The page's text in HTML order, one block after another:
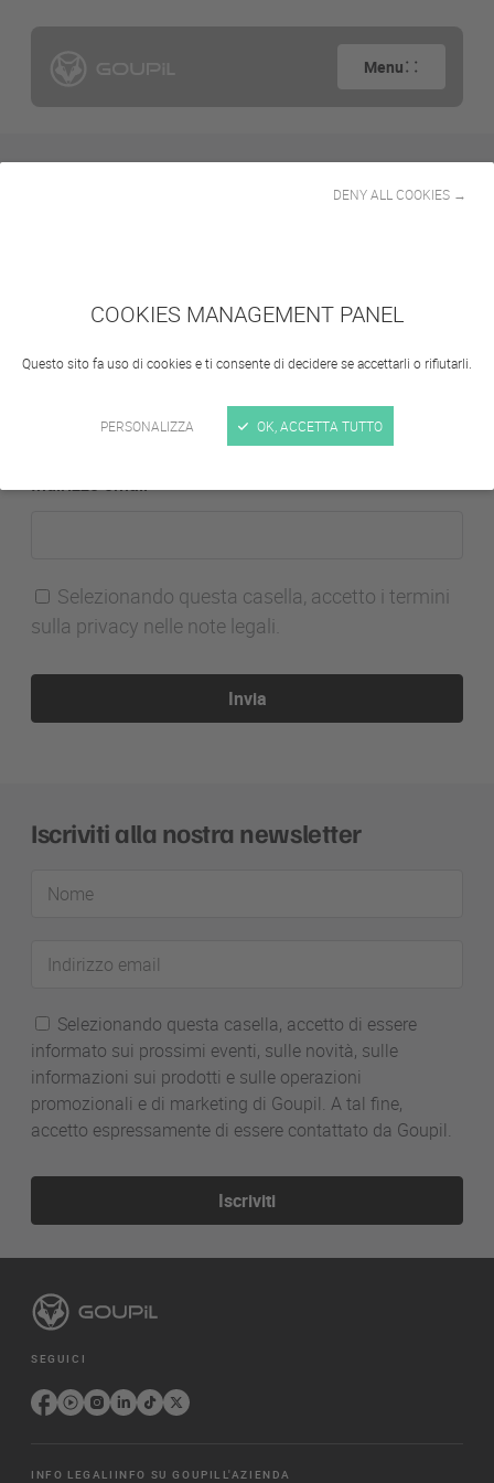
COOKIES MANAGEMENT PANEL
Questo sito fa uso di cookies e ti consente di decidere se accettarli o rifiutarli.
PERSONALIZZA
DENY ALL COOKIES →
OK, ACCETTA TUTTO
Menu
Contact form
Indirizzo email
Selezionando questa casella, accetto i termini
sulla privacy nelle note legali.
Invia
Iscriviti alla nostra newsletter
Nome
Indirizzo
email
Selezionando questa casella, accetto di essere
informato sui prossimi eventi, sulle novità, sulle
informazioni sui prodotti e sulle operazioni
promozionali e di marketing di Goupil. A tal fine,
accetto espressamente di essere contattato da Goupil.
Iscriviti
SEGUICI
INFO LEGALI INFO SU GOUPIL L'AZIENDA